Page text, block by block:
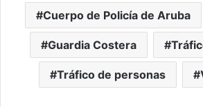
Cuerpo de Policía de Aruba
Guardia Costera
Tráfico de personas